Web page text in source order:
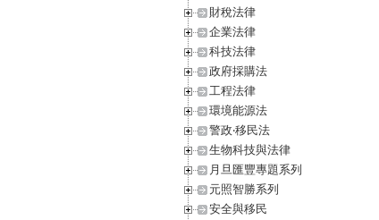
財稅法律
企業法律
科技法律
政府採購法
工程法律
環境能源法
警政‧移民法
生物科技與法律
月旦匯豐專題系列
元照智勝系列
安全與移民